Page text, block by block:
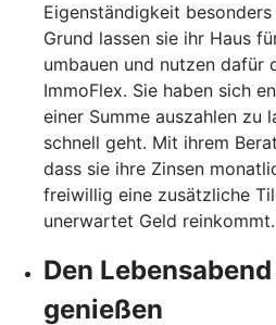
Eigenständigkeit
Grund lassen sie ihr Haus
umbauen und nutzen dafür
ImmoFlex. Sie haben sich
einer Summe auszahlen zu
schnell geht. Mit ihrem
dass sie ihre Zinsen
freiwillig eine zusätzliche
unerwartet Geld reinkommt.
Den
genießen